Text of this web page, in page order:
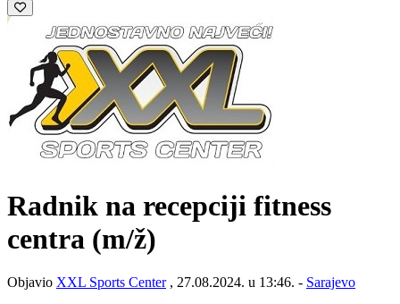
Radnik na recepciji fitness
centra (m/ž)
Objavio XXL Sports Center, 27.08.2024. u 13:46. - Sarajevo